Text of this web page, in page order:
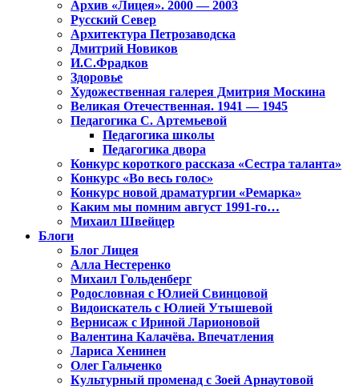
Архив «Лицея». 2000 — 2003
Русский Север
Архитектура Петрозаводска
Дмитрий Новиков
И.С.Фрадков
Здоровье
Художественная галерея Дмитрия Москина
Великая Отечественная. 1941 — 1945
Педагогика С. Артемьевой
Педагогика школы
Педагогика двора
Конкурс короткого рассказа «Сестра таланта»
Конкурс «Во весь голос»
Конкурс новой драматургии «Ремарка»
Каким мы помним август 1991-го…
Михаил Швейцер
Блоги
Блог Лицея
Алла Нестеренко
Михаил Гольденберг
Родословная с Юлией Свинцовой
Видоискатель с Юлией Утышевой
Вернисаж с Ириной Ларионовой
Валентина Калачёва. Впечатления
Лариса Хенинен
Олег Гальченко
Культурный променад с Зоей Арнаутовой